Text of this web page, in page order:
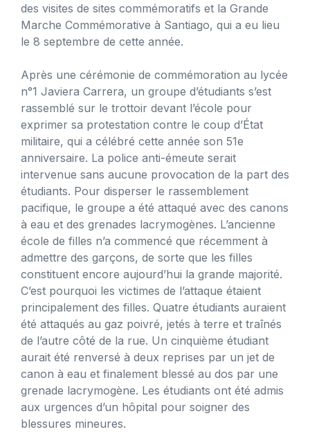
des visites de sites commémoratifs et la Grande
Marche Commémorative à Santiago, qui a eu lieu
le 8 septembre de cette année.
Après une cérémonie de commémoration au lycée
n°1 Javiera Carrera, un groupe d’étudiants s’est
rassemblé sur le trottoir devant l’école pour
exprimer sa protestation contre le coup d’État
militaire, qui a célébré cette année son 51e
anniversaire. La police anti-émeute serait
intervenue sans aucune provocation de la part des
étudiants. Pour disperser le rassemblement
pacifique, le groupe a été attaqué avec des canons
à eau et des grenades lacrymogènes. L’ancienne
école de filles n’a commencé que récemment à
admettre des garçons, de sorte que les filles
constituent encore aujourd’hui la grande majorité.
C’est pourquoi les victimes de l’attaque étaient
principalement des filles. Quatre étudiants auraient
été attaqués au gaz poivré, jetés à terre et traînés
de l’autre côté de la rue. Un cinquième étudiant
aurait été renversé à deux reprises par un jet de
canon à eau et finalement blessé au dos par une
grenade lacrymogène. Les étudiants ont été admis
aux urgences d’un hôpital pour soigner des
blessures mineures.